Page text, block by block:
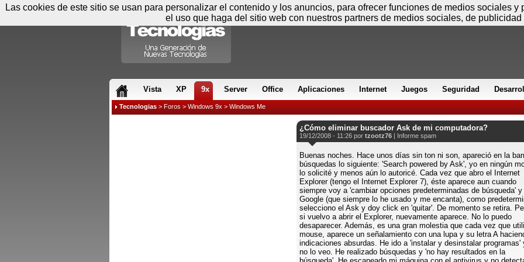
Vista XP 9x Server Office Aplicaciones Internet Juegos Seguridad
Tecnologias > Foros > Windows 9x > Windows Me
¿Cómo eliminar buscador Ask de mi computadora?
19/12/2008 - 11:26 por tzootz76 | Informe spam
Buenas noches. Hace unos días sin ton ni son, apareció en la
búsquedas lo siguiente: 'Search powered by Ask', yo en ningún
lo solicité y menos aún lo autoricé. Cada vez que abro el Internet
Explorer (tengo el Internet Explorer 7), éste aparece aun cuando
siempre voy a 'cambiar opciones predeterminadas de búsqueda'
Google (que siempre lo he usado y me encanta), como
selecciono el Ask y doy click en 'quitar'. De momento se retira.
si vuelvo a abrir el Explorer, nuevamente aparece. No lo puedo
desaparecer. Además, es una gran molestia que cada vez que
mouse, aparece un señalamiento con una lupa y su letra A
indicaciones absurdas. He ido a 'instalar y desinstalar programas'
no lo veo. He realizado búsquedas y 'no hay resultados en la
Las cookies de este sitio se usan para personalizar el contenido y los anuncios, para ofrecer funciones de medios sociales
el uso que haga del sitio web con nuestros partners de medios sociales, de